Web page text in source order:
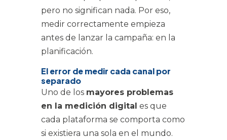
pero no significan nada. Por eso,
medir correctamente empieza
antes de lanzar la campaña: en la
planificación.
El error de medir cada canal por
separado
Uno de los mayores problemas
en la medición digital es que
cada plataforma se comporta como
si existiera una sola en el mundo.